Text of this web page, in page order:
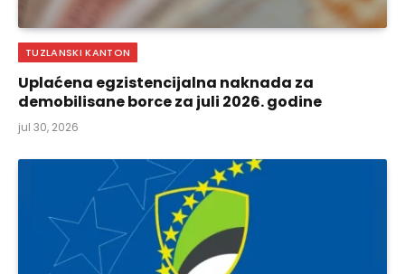
TUZLANSKI KANTON
Uplaćena egzistencijalna naknada za
demobilisane borce za juli 2026. godine
jul 30, 2026